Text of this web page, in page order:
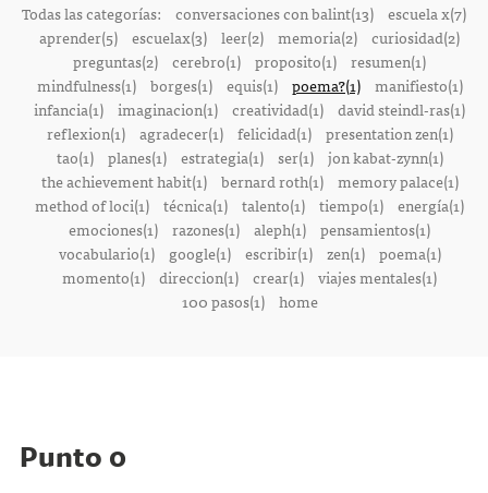
Todas las categorías: conversaciones con balint(13) escuela x(7)
aprender(5) escuelax(3) leer(2) memoria(2) curiosidad(2)
preguntas(2) cerebro(1) proposito(1) resumen(1)
mindfulness(1)
borges(1) equis(1) poema?(1)
manifiesto(1)
infancia(1) imaginacion(1) creatividad(1) david steindl-ras(1)
reflexion(1)
agradecer(1) felicidad(1)
presentation zen(1)
tao(1)
planes(1) estrategia(1) ser(1)
jon kabat-zynn(1)
the achievement habit(1)
bernard roth(1)
memory palace(1)
method of loci(1) técnica(1) talento(1) tiempo(1) energía(1)
emociones(1) razones(1) aleph(1) pensamientos(1)
vocabulario(1)
google(1) escribir(1) zen(1)
poema(1)
momento(1) direccion(1) crear(1) viajes mentales(1)
100 pasos(1)
home
Punto 0